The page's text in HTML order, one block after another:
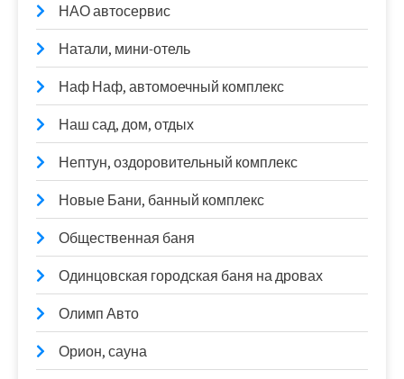
НАО автосервис
Натали, мини-отель
Наф Наф, автомоечный комплекс
Наш сад, дом, отдых
Нептун, оздоровительный комплекс
Новые Бани, банный комплекс
Общественная баня
Одинцовская городская баня на дровах
Олимп Авто
Орион, сауна